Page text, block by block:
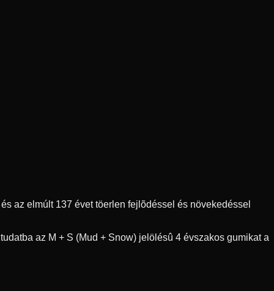
az elmúlt 137 évet töerlen fejlõdéssel és növekedéssel
az M + S (Mud + Snow) jelölésû 4 évszakos gumikat a